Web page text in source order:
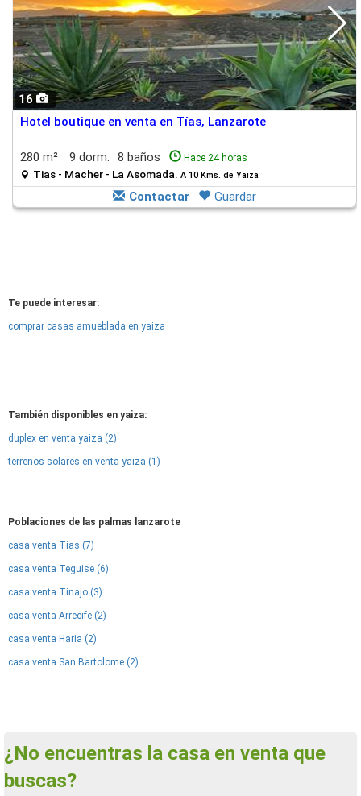
16
Hotel boutique en venta en Tías, Lanzarote
280 m² 9 dorm. 8 baños Hace 24 horas
Tias - Macher - La Asomada. A 10 Kms. de Yaiza
Contactar Guardar
Te puede interesar:
comprar casas amueblada en yaiza
También disponibles en yaiza:
duplex en venta yaiza (2)
terrenos solares en venta yaiza (1)
Poblaciones de las palmas lanzarote
casa venta Tias (7)
casa venta Teguise (6)
casa venta Tinajo (3)
casa venta Arrecife (2)
casa venta Haria (2)
casa venta San Bartolome (2)
¿No encuentras la casa en venta que
buscas?